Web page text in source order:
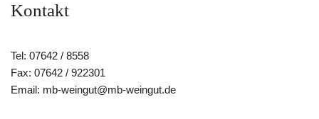
Kontakt
Tel: 07642 / 8558
Fax: 07642 / 922301
Email: mb-weingut@mb-weingut.de